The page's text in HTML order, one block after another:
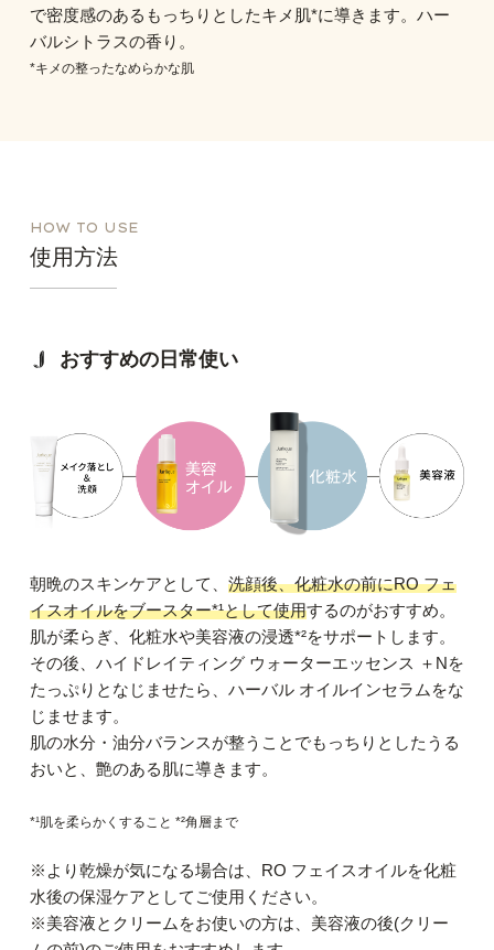
で密度感のあるもっちりとしたキメ肌*に導きます。ハー
バルシトラスの香り。
*キメの整ったなめらかな肌
HOW TO USE
使用方法
おすすめの日常使い
朝晩のスキンケアとして、 洗顔後、化粧水の前にRO フェ
イスオイルをブースター*¹として使用するのがおすすめ。
肌が柔らぎ、化粧水や美容液の浸透*²をサポートします。
その後、ハイドレイティング ウォーターエッセンス ＋Nを
たっぷりとなじませたら、ハーバル オイルインセラムをな
じませます。
肌の水分・油分バランスが整うことでもっちりとしたうる
おいと、艶のある肌に導きます。
*¹肌を柔らかくすること *²角層まで
※より乾燥が気になる場合は、RO フェイスオイルを化粧
水後の保湿ケアとしてご使用ください。
※美容液とクリームをお使いの方は、美容液の後(クリー